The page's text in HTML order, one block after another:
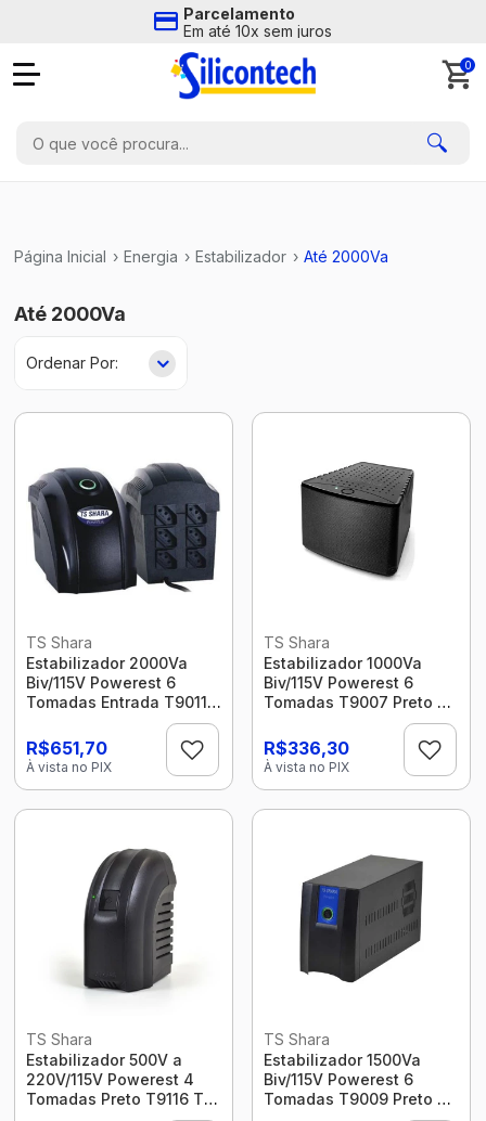
Parcelamento
Em até 10x sem juros
0
Página Inicial › Energia › Estabilizador › Até 2000Va
Até 2000Va
TS Shara
Estabilizador 2000Va
Biv/115V Powerest 6
Tomadas Entrada T9011
R$651,70
À vista no PIX
TS Shara
Estabilizador 1000Va
Biv/115V Powerest 6
Tomadas T9007 Preto Ts
R$336,30
À vista no PIX
TS Shara
Estabilizador 500V a
220V/115V Powerest 4
Tomadas Preto T9116 Ts
TS Shara
Estabilizador 1500Va
Biv/115V Powerest 6
Tomadas T9009 Preto Ts